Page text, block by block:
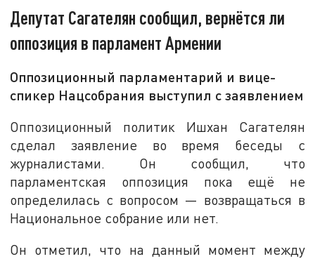
Депутат Сагателян сообщил, вернётся ли
оппозиция в парламент Армении
Оппозиционный парламентарий и вице-
спикер Нацсобрания выступил с заявлением
Оппозиционный политик Ишхан Сагателян
сделал заявление во время беседы с
журналистами. Он сообщил, что
парламентская оппозиция пока ещё не
определилась с вопросом — возвращаться в
Национальное собрание или нет.
Он отметил, что на данный момент между